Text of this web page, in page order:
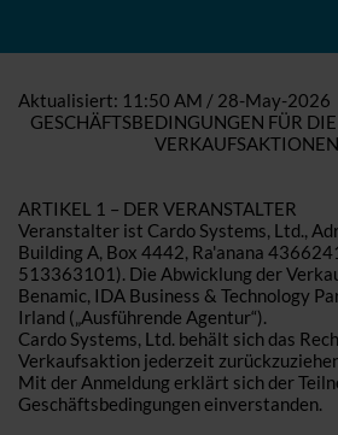
Aktualisiert: 11:50 AM / 28-May-2026
GESCHÄFTSBEDINGUNGEN FÜR
ARTIKEL 1 – DER VERANSTALTER
Veranstalter ist Cardo Systems, Ltd.,
Building A, Box 4442, Ra'anana
513363101). Die Abwicklung der
Benamic, IDA Business & Technology
Irland („Ausführende Agentur“).
Cardo Systems, Ltd. behält sich das
Verkaufsaktion jederzeit
Mit der Anmeldung erklärt sich der
Geschäftsbedingungen einverstanden.